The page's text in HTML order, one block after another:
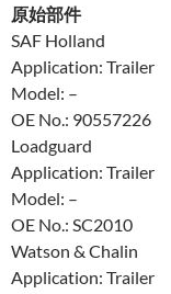
原始部件
SAF Holland
Application: Trailer
Model: –
OE No.: 90557226
Loadguard
Application: Trailer
Model: –
OE No.: SC2010
Watson & Chalin
Application: Trailer